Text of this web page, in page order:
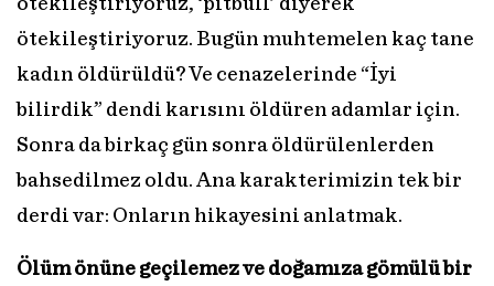
ötekileştiriyoruz. Bugün muhtemelen kaç tane
kadın öldürüldü? Ve cenazelerinde “İyi
bilirdik” dendi karısını öldüren adamlar için.
Sonra da birkaç gün sonra öldürülenlerden
bahsedilmez oldu. Ana karakterimizin tek bir
derdi var: Onların hikayesini anlatmak.
Ölüm önüne geçilemez ve doğamıza gömülü bir